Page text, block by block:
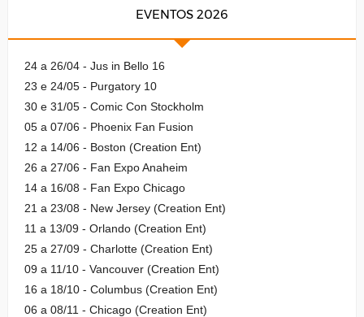
EVENTOS 2026
24 a 26/04 - Jus in Bello 16
23 e 24/05 - Purgatory 10
30 e 31/05 - Comic Con Stockholm
05 a 07/06 - Phoenix Fan Fusion
12 a 14/06 - Boston (Creation Ent)
26 a 27/06 - Fan Expo Anaheim
14 a 16/08 - Fan Expo Chicago
21 a 23/08 - New Jersey (Creation Ent)
11 a 13/09 - Orlando (Creation Ent)
25 a 27/09 - Charlotte (Creation Ent)
09 a 11/10 - Vancouver (Creation Ent)
16 a 18/10 - Columbus (Creation Ent)
06 a 08/11 - Chicago (Creation Ent)